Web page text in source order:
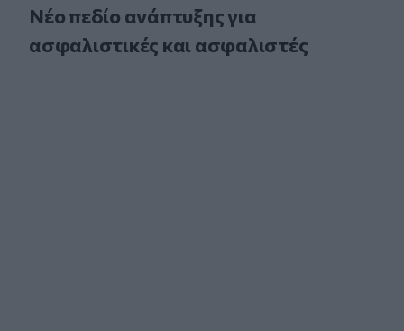
Νέο πεδίο ανάπτυξης για
ασφαλιστικές και ασφαλιστές